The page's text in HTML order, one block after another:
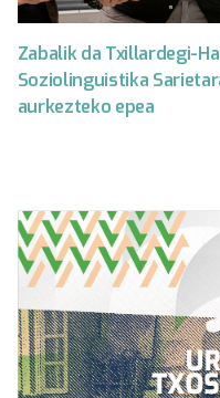
Zabalik da Txillardegi-
Soziolinguistika
aurkezteko epea